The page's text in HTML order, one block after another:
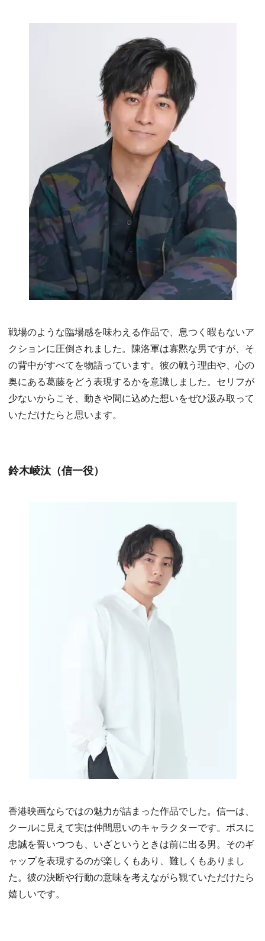
戦場のような臨場感を味わえる作品で、息つく暇もないア
クションに圧倒されました。陳洛軍は寡黙な男ですが、そ
の背中がすべてを物語っています。彼の戦う理由や、心の
奥にある葛藤をどう表現するかを意識しました。セリフが
少ないからこそ、動きや間に込めた想いをぜひ汲み取って
いただけたらと思います。
鈴木崚汰（信一役）
香港映画ならではの魅力が詰まった作品でした。信一は、
クールに見えて実は仲間思いのキャラクターです。ボスに
忠誠を誓いつつも、いざというときは前に出る男。そのギ
ャップを表現するのが楽しくもあり、難しくもありまし
た。彼の決断や行動の意味を考えながら観ていただけたら
嬉しいです。